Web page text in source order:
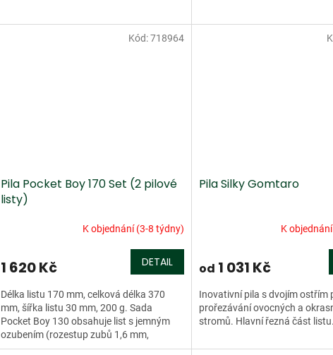
Pila Pocket Boy 170 Set (2 pilové
listy)
K objednání (3-8 týdny)
1 620 Kč DETAIL
Délka listu 170 mm, celková délka 370
mm, šířka listu 30 mm, 200 g. Sada
Pocket Boy 130 obsahuje list s jemným
ozubením (rozestup zubů 1,6 mm,
tloušťka listu 0,7 - 0,9 mm)...
Kód:718964
Pila Silky Gomtaro
K
od 1 031 Kč
Inovativní pila s dvojím ostřím
prořezávání ovocných a
stromů. Hlavní řezná část